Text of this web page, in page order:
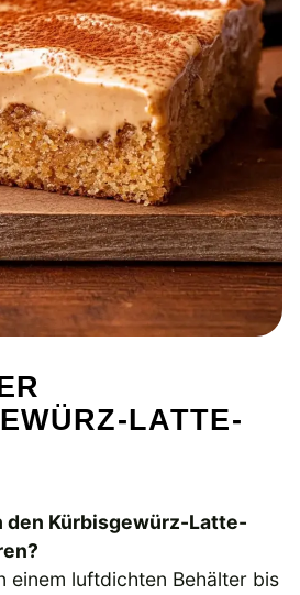
LATTE-
den Kürbisgewürz-Latte-
einem luftdichten Behälter bis